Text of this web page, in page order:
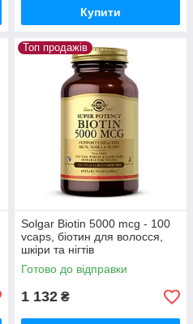
Купити
Топ продажів
Solgar Biotin 5000 mcg - 100
vcaps, біотин для волосся,
шкіри та нігтів
Готово до відправки
1 132 ₴